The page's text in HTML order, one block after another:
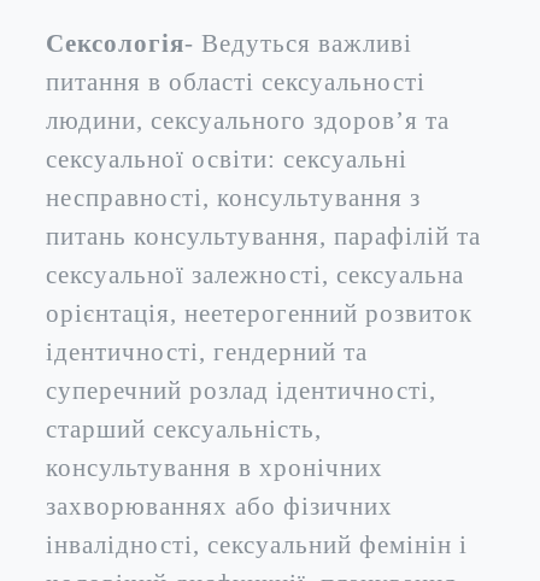
Сексологія- Ведуться важливі
питання в області сексуальності
людини, сексуального здоров’я та
сексуальної освіти: сексуальні
несправності, консультування з
питань консультування, парафілій та
сексуальної залежності, сексуальна
орієнтація, неетерогенний розвиток
ідентичності, гендерний та
суперечний розлад ідентичності,
старший сексуальність,
консультування в хронічних
захворюваннях або фізичних
інвалідності, сексуальний фемінін і